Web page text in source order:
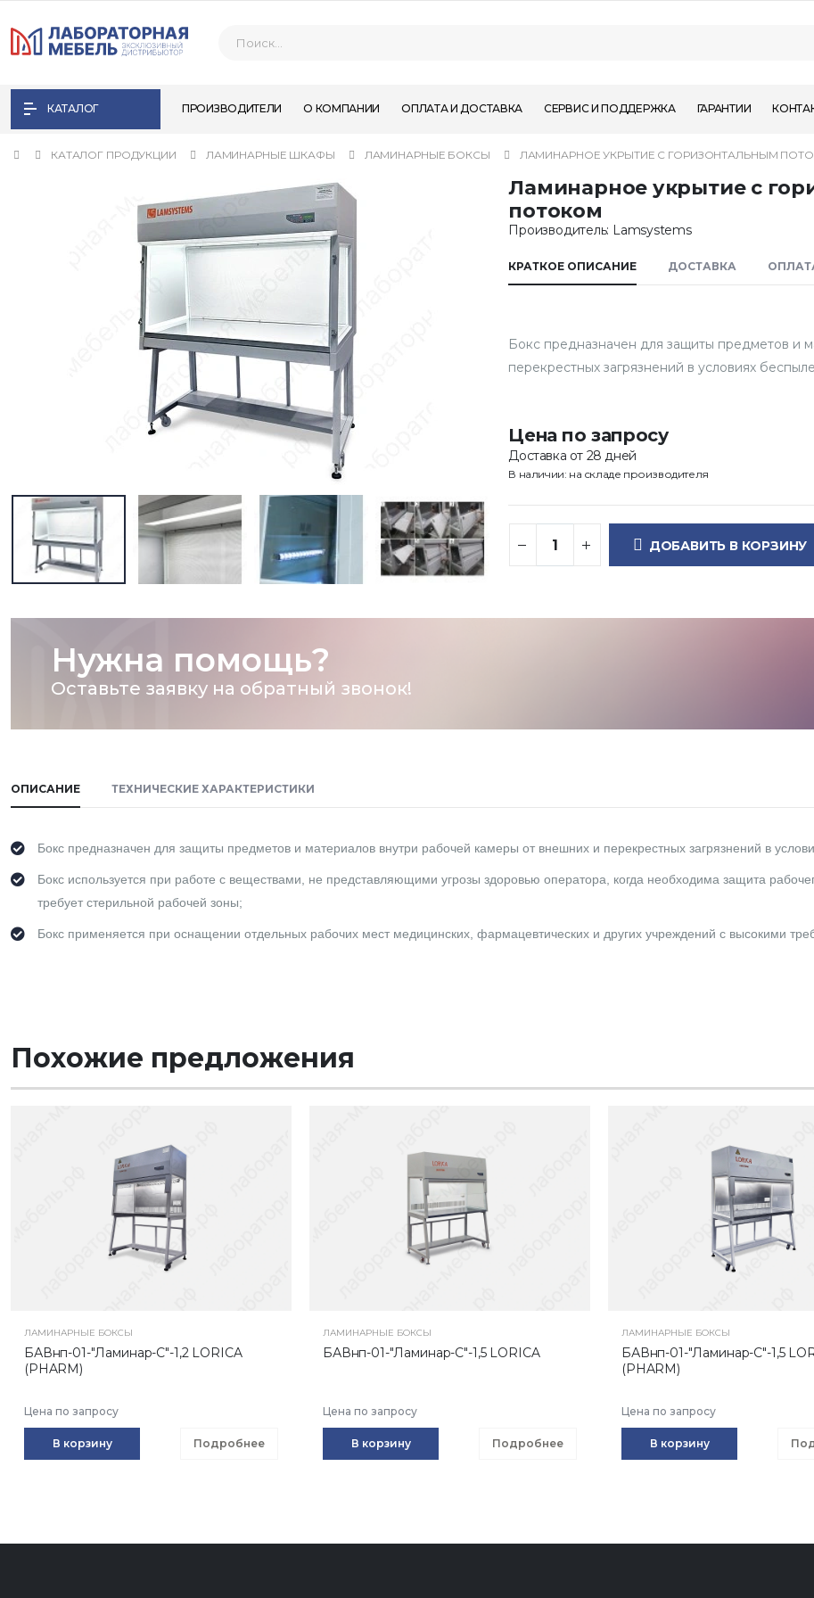
КАТАЛОГ ПРОИЗВОДИТЕЛИ О КОМПАНИИ ОПЛАТА И ДОСТАВКА СЕРВИС И ПОДДЕРЖКА ГАРАНТИИ
КАТАЛОГ ПРОДУКЦИИ ЛАМИНАРНЫЕ ШКАФЫ ЛАМИНАРНЫЕ БОКСЫ ЛАМИНАРНОЕ УКРЫТИЕ С ГОРИЗОНТАЛЬНЫМ
Ламинарное укрытие с
потоком
Производитель: Lamsystems
КРАТКОЕ ОПИСАНИЕ ДОСТАВКА
Бокс предназначен для защиты предметов и
перекрестных загрязнений в условиях
Цена по запросу
Доставка от 28 дней
В наличии: на складе производителя
ДОБАВИТЬ В КОРЗИНУ
Нужна помощь?
Оставьте заявку на обратный звонок!
ОПИСАНИЕ ТЕХНИЧЕСКИЕ ХАРАКТЕРИСТИКИ
Бокс предназначен для защиты предметов и материалов внутри рабочей камеры от внешних и перекрестных загрязнений в
Бокс используется при работе с веществами, не представляющими угрозы здоровью оператора, когда необходима защита
требует стерильной рабочей зоны;
Бокс применяется при оснащении отдельных рабочих мест медицинских, фармацевтических и других учреждений с высокими
Похожие предложения
ЛАМИНАРНЫЕ БОКСЫ
БАВнп-01-"Ламинар-С"-1,2 LORICA
(PHARM)
Цена по запросу
В корзину Подробнее
ЛАМИНАРНЫЕ БОКСЫ
БАВнп-01-"Ламинар-С"-1,5 LORICA
Цена по запросу
В корзину Подробнее
ЛАМИНАРНЫЕ БОКСЫ
БАВнп-01-"Ламинар-С"-1,5
(PHARM)
Цена по запросу
В корзину